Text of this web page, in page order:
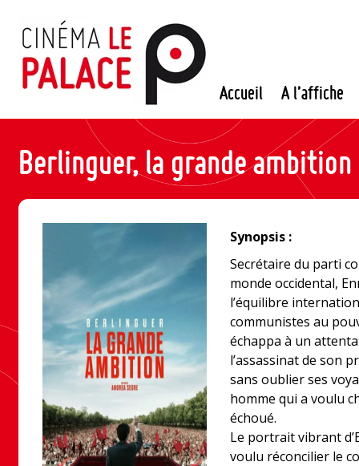
contenu
Accueil A l’affiche
Berlinguer, la grande ambition
Synopsis :
Secrétaire du parti
monde occidental,
l’équilibre
communistes au
échappa à un
l’assassinat de son
sans oublier ses
homme qui a voulu
échoué.
Le portrait vibrant
voulu réconcilier le